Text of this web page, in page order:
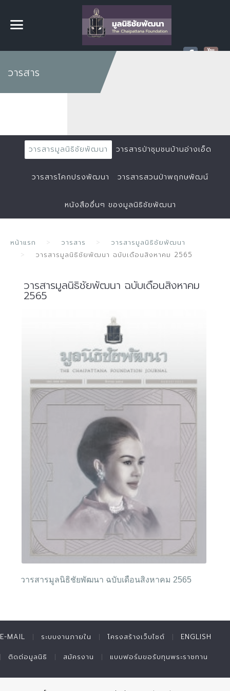
วารสาร
วารสารมูลนิธิชัยพัฒนา วารสารป่าชุมชนบ้านอ่างเอ็ด
วารสารโคกปรงพัฒนา วารสารสวนป่าพฤกษพัฒน์
หนังสืออื่นๆ ของมูลนิธิชัยพัฒนา
หน้าแรก วารสาร
วารสารมูลนิธิชัยพัฒนา
วารสารมูลนิธิชัยพัฒนา ฉบับเดือนสิงหาคม 2565
วารสารมูลนิธิชัยพัฒนา ฉบับเดือนสิงหาคม
2565
วารสารมูลนิธิชัยพัฒนา ฉบับเดือนสิงหาคม 2565
E-MAIL ระบบงานภายใน โครงสร้างเว็บไซต์ ENGLISH
ติดต่อมูลนิธิ สมัครงาน แบบฟอร์มขอรับทุนพระราชทาน